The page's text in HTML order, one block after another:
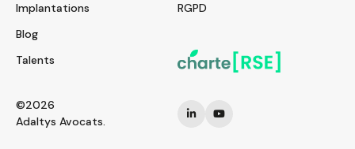
Implantations
Blog
Talents
RGPD
©2026
Adaltys Avocats.